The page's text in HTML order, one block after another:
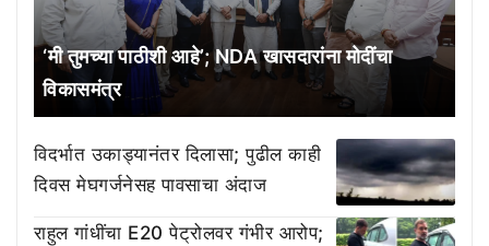
‘मी तुमच्या पाठीशी आहे’; NDA खासदारांना मोदींचा
विकासमंत्र
विदर्भात उकाड्यानंतर दिलासा; पुढील काही
दिवस मेघगर्जनेसह पावसाचा अंदाज
राहुल गांधींचा E20 पेट्रोलवर गंभीर आरोप;